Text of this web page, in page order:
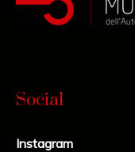
Social
Instagram